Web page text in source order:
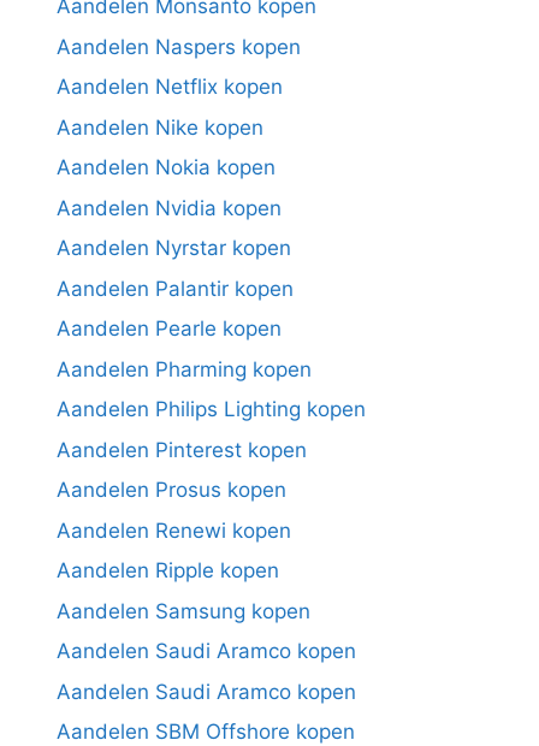
Aandelen Monsanto kopen
Aandelen Naspers kopen
Aandelen Netflix kopen
Aandelen Nike kopen
Aandelen Nokia kopen
Aandelen Nvidia kopen
Aandelen Nyrstar kopen
Aandelen Palantir kopen
Aandelen Pearle kopen
Aandelen Pharming kopen
Aandelen Philips Lighting kopen
Aandelen Pinterest kopen
Aandelen Prosus kopen
Aandelen Renewi kopen
Aandelen Ripple kopen
Aandelen Samsung kopen
Aandelen Saudi Aramco kopen
Aandelen Saudi Aramco kopen
Aandelen SBM Offshore kopen